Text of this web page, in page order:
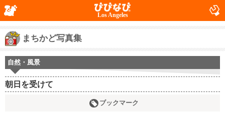
Los Angeles
まちかど写真集
自然・風景
朝日を受けて
ブックマーク